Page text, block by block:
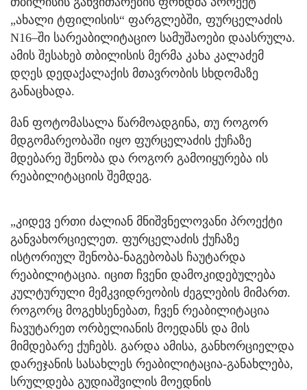
„ახალი ტფილისის“ ფარგლებში, ფურცელაძის
N16–ში სარეაბილიტაციო სამუშაოები დაასრულა.
ამის შესახებ თბილისის მერმა კახა კალაძემ
დღეს დედაქალაქის მთავრობის სხდომაზე
განაცხადა.
მან ფოტომასალა წარმოადგინა, თუ როგორ
მდგომარეობაში იყო ფურცელაძის ქუჩაზე
მდებარე შენობა და როგორ გამოიყურება ის
რეაბილიტაციის შემდეგ.
„კიდევ ერთი ძალიან მნიშვნელოვანი პროექტი
განვახორციელეთ. ფურცელაძის ქუჩაზე
ისტორიულ შენობა-ნაგებობას ჩაუტარდა
რეაბილიტაცია. იცით ჩვენი დამოკიდებულება
კულტურული მემკვიდრეობის ძეგლების მიმართ.
როგორც მოგეხსენებათ, ჩვენ რეაბილიტაცია
ჩავუტარეთ ორბელიანის მოედანს და მის
მიმდებარე ქუჩებს. გარდა ამისა, განხორციელდა
დარეჯანის სასახლეს რეაბილიტაცია-განახლება,
სრულდება გუდიაშვილის მოედნის